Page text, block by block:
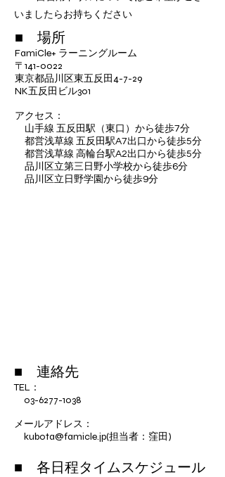
いましたらお持ちください
■ 場所
FamiCle+ ラーニングルーム
〒141-0022
東京都品川区東五反田4-7-29
NK五反田ビル301
アクセス：
山手線 五反田駅（東口）から徒歩7分
都営浅草線 五反田駅A7出口から徒歩5分
都営浅草線 高輪台駅A2出口から徒歩5分
品川区立第三日野小学校から徒歩6分
品川区立日野学園から徒歩9分
■ 連絡先
TEL：
03-6277-1038
メールアドレス：
kubota@famicle.jp(担当者：窪田)
■ 各日程タイムスケジュール